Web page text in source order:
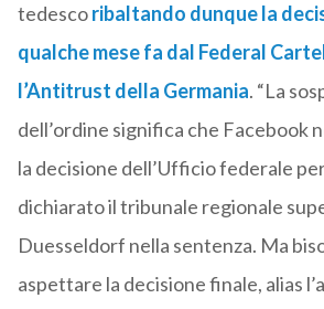
tedescoribaltando dunque la
qualche mese fa dal Federal
l’Antitrust della Germania. “La
dell’ordine significa che Facebook
la decisione dell’Ufficio federale
dichiarato il tribunale regionale
Duesseldorf nella sentenza. Ma
aspettare la decisione finale, alias